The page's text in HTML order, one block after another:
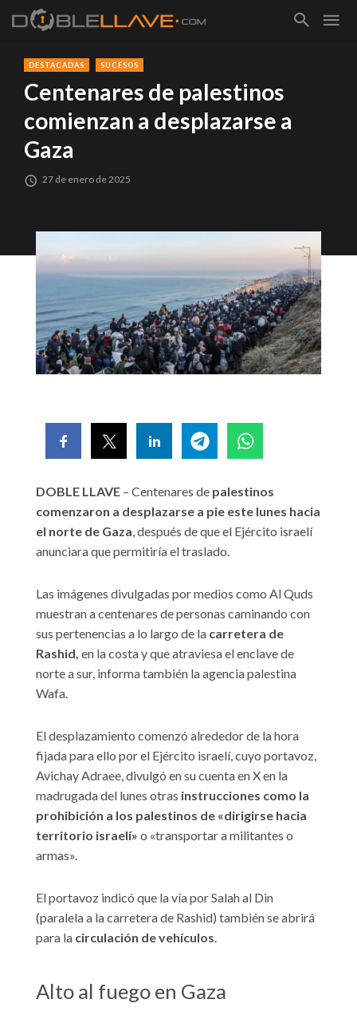
DESTACADAS SUCESOS
Centenares de palestinos
comienzan a desplazarse a
Gaza
27 de enero de 2025
DOBLE LLAVE – Centenares de palestinos
comenzaron a desplazarse a pie este lunes hacia
el norte de Gaza, después de que el Ejército israelí
anunciara que permitiría el traslado.
Las imágenes divulgadas por medios como Al Quds
muestran a centenares de personas caminando con
sus pertenencias a lo largo de la carretera de
Rashid, en la costa y que atraviesa el enclave de
norte a sur, informa también la agencia palestina
Wafa.
El desplazamiento comenzó alrededor de la hora
fijada para ello por el Ejército israelí, cuyo portavoz,
Avichay Adraee, divulgó en su cuenta en X en la
madrugada del lunes otras instrucciones como la
prohibición a los palestinos de «dirigirse hacia
territorio israelí» o «transportar a militantes o
armas».
El portavoz indicó que la vía por Salah al Din
(paralela a la carretera de Rashid) también se abrirá
para la circulación de vehículos.
Alto al fuego en Gaza